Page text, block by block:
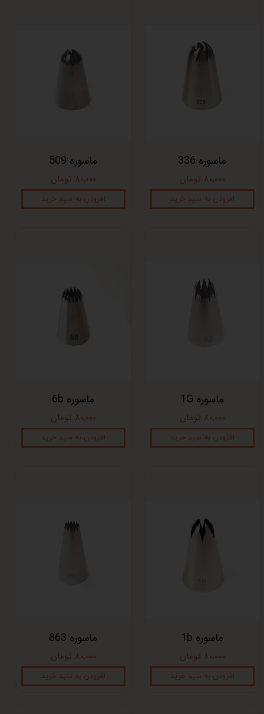
ماسوره 336
۸۰,۰۰۰ تومان
افزودن به سبد خرید
ماسوره 509
۸۰,۰۰۰ تومان
افزودن به سبد خرید
ماسوره 1G
۸۰,۰۰۰ تومان
افزودن به سبد خرید
ماسوره 6b
۸۰,۰۰۰ تومان
افزودن به سبد خرید
ماسوره 1b
۸۰,۰۰۰ تومان
افزودن به سبد خرید
ماسوره 863
۸۰,۰۰۰ تومان
افزودن به سبد خرید